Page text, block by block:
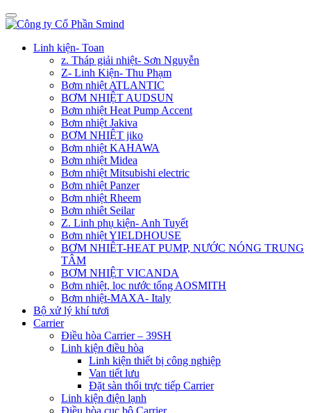
Linh kiện- Toan
z. Tháp giải nhiệt- Sơn Nguyễn
Z- Linh Kiện- Thu Phạm
Bơm nhiệt ATLANTIC
BƠM NHIỆT AUDSUN
Bơm nhiệt Heat Pump Accent
Bơm nhiệt Jakiva
BƠM NHIỆT jiko
Bơm nhiệt KAHAWA
Bơm nhiệt Midea
Bơm nhiệt Mitsubishi electric
Bơm nhiệt Panzer
Bơm nhiệt Rheem
Bơm nhiêt Seilar
Z. Linh phụ kiện- Anh Tuyết
Bơm nhiệt YIELDHOUSE
BƠM NHIÊT-HEAT PUMP, NƯỚC NÓNG TRUNG
TÂM
BƠM NHIỆT VICANDA
Bơm nhiệt, lọc nước tổng AOSMITH
Bơm nhiệt-MAXA- Italy
Bộ xử lý khí tươi
Carrier
Điều hòa Carrier – 39SH
Linh kiện điều hòa
Linh kiện thiết bị công nghiệp
Van tiết lưu
Đặt sàn thổi trực tiếp Carrier
Linh kiện điện lạnh
Điều hòa cục bộ Carrier